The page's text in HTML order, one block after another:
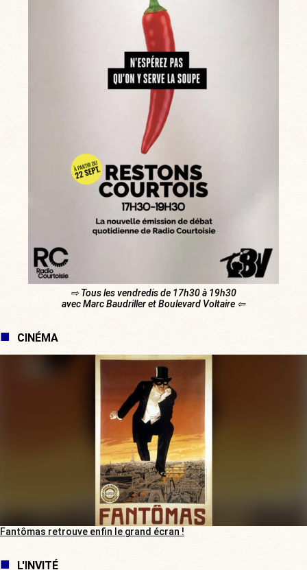
⇨ Tous les vendredis de 17h30 à 19h30
avec Marc Baudriller et Boulevard Voltaire ⇦
CINÉMA
Fantômas retrouve enfin le grand écran !
L'INVITÉ